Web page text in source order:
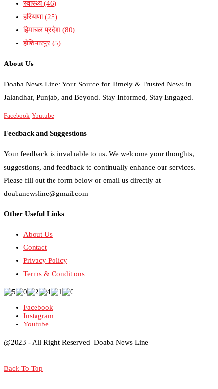
स्वास्थ्य(46)
हरियाणा(25)
हिमाचल प्रदेश (80)
होशियारपुर (5)
About Us
Doaba News Line: Your Source for Timely & Trusted News in
Jalandhar, Punjab, and Beyond. Stay Informed, Stay Engaged.
Facebook Youtube
Feedback and Suggestions
Your feedback is invaluable to us. We welcome your thoughts,
suggestions, and feedback to continually enhance our services.
Please fill out the form below or email us directly at
doabanewsline@gmail.com
Other Useful Links
About Us
Contact
Privacy Policy
Terms & Conditions
Facebook
Instagram
Youtube
@2023 - All Right Reserved. Doaba News Line
Back To Top